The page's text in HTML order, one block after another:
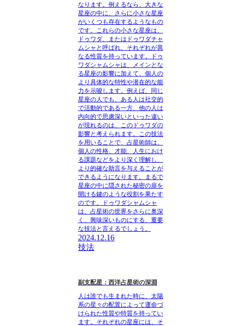
なります。例えるなら、大きな
星座の中に、さらに小さな星座
がいくつも存在するようなもの
です。これらの小さな星座は、
ドゥワダ、またはドゥワダチャ
ムシャと呼ばれ、それぞれが異
なる性質を持っています。ドゥ
ワダシャムシャは、メインとな
る星座の影響に加えて、個人の
より具体的な特性や潜在的な能
力を示唆します。例えば、同じ
星座の人でも、ある人は社交的
で活動的である一方、他の人は
内向的で思慮深いといった違い
が現れるのは、このドゥワダの
影響と考えられます。この技法
を用いることで、占星術師は、
個人の性格、才能、人生におけ
る課題などをより深く理解し、
より的確な助言を与えることが
できるようになります。まるで
星座の中に隠された秘密の扉を
開ける鍵のような役割を果たす
のです。ドゥワダシャムシャ
は、占星術の世界をさらに奥深
く、興味深いものにする、重要
な技法と言えるでしょう。
2024.12.16
技法
副支配星：西洋占星術の深淵
人は誰でも生まれた時に、太陽
系の星々の配置によって運命づ
けられた性質や特質を持ってい
ます。それぞれの星座には、そ